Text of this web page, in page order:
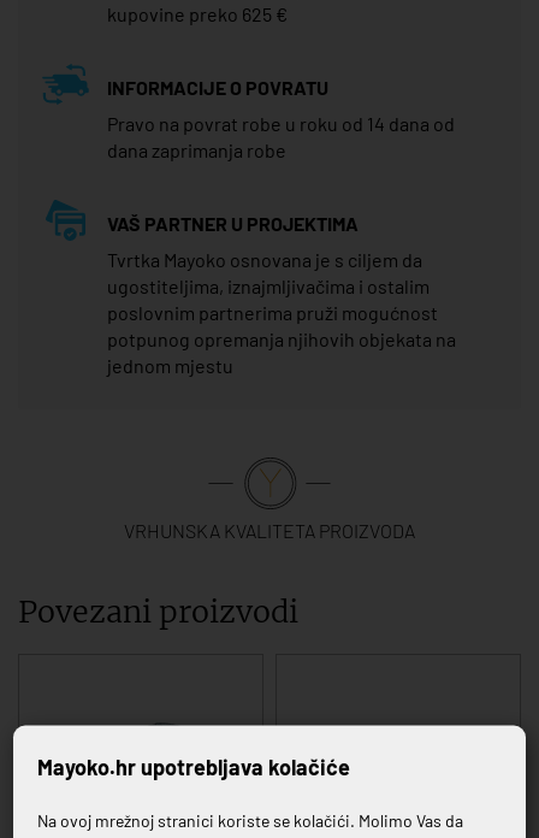
kupovine preko 625 €
INFORMACIJE O POVRATU
Pravo na povrat robe u roku od 14 dana od
dana zaprimanja robe
VAŠ PARTNER U PROJEKTIMA
Tvrtka Mayoko osnovana je s ciljem da
ugostiteljima, iznajmljivačima i ostalim
poslovnim partnerima pruži mogućnost
potpunog opremanja njihovih objekata na
jednom mjestu
VRHUNSKA KVALITETA PROIZVODA
Povezani proizvodi
Mayoko.hr upotrebljava kolačiće
Na ovoj mrežnoj stranici koriste se kolačići. Molimo Vas da